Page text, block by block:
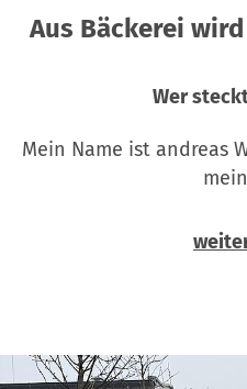
Aus Bäckerei
Wer
Mein Name ist andreas